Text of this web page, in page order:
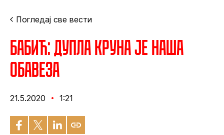
Погледај све вести
Бабић: Дупла круна је наша
обавеза
21.5.2020 1:21